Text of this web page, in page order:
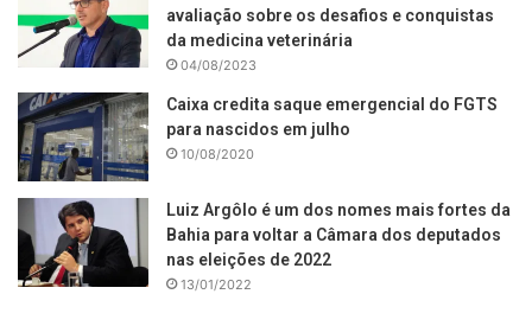
avaliação sobre os desafios e conquistas
da medicina veterinária
04/08/2023
Caixa credita saque emergencial do FGTS
para nascidos em julho
10/08/2020
Luiz Argôlo é um dos nomes mais fortes da
Bahia para voltar a Câmara dos deputados
nas eleições de 2022
13/01/2022